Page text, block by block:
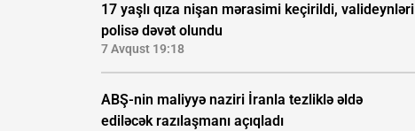
17 yaşlı qıza nişan mərasimi keçirildi, valideynləri
polisə dəvət olundu
7 Avqust 19:18
ABŞ-nin maliyyə naziri İranla tezliklə əldə
ediləcək razılaşmanı açıqladı